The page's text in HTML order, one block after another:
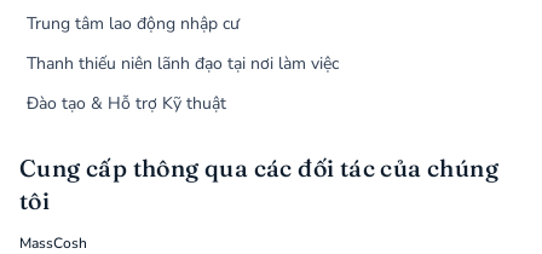
Trung tâm lao động nhập cư
Thanh thiếu niên lãnh đạo tại nơi làm việc
Đào tạo & Hỗ trợ Kỹ thuật
Cung cấp thông qua các đối tác của chúng
tôi
MassCosh